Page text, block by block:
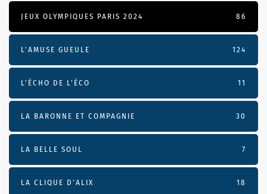
JEUX OLYMPIQUES PARIS 2024 86
L'AMUSE GUEULE 124
L’ÉCHO DE L’ÉCO 11
LA BARONNE ET COMPAGNIE 30
LA BELLE SOUL 7
LA CLIQUE D'ALIX 18